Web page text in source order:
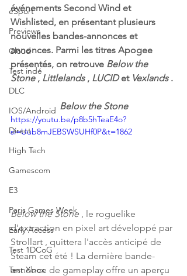
eSport
Previews
Cloud
Test indé
DLC
IOS/Android
Direct
High Tech
Gamescom
E3
Paris Games Week
Early Access
Test 1DCoG
Test Xbox
événements Second Wind et
Wishlisted, en présentant plusieurs
nouvelles bandes-annonces et
annonces. Parmi les titres Apogee
présentés, on retrouve Below the
Stone , Littlelands , LUCID et Vexlands .
Below the Stone
https://youtu.be/p8b5hTeaE4o?
si=Uub8mJEBSWSUHf0P&t=1862
Below the Stone , le roguelike
d'extraction en pixel art développé par
Strollart , quittera l'accès anticipé de
Steam cet été ! La dernière bande-
annonce de gameplay offre un aperçu